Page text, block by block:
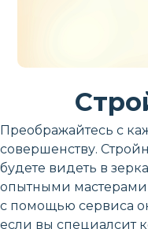
Преображайтесь с
совершенству.
будете видеть в
опытными
с помощью сервиса
если вы специалсит